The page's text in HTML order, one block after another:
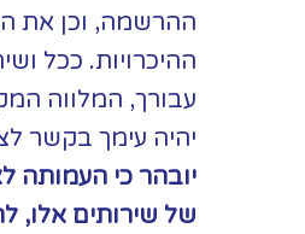
ההרשמה, וכן את
ההיכרויות. ככל
עבורך, המלווה
יהיה עימך בקשר
יובהר כי העמותה
של שירותים אלו,